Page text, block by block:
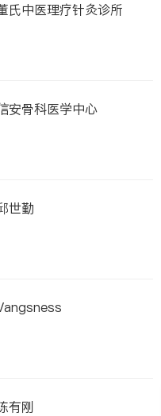
氏中医理疗针灸诊所
安骨科医学中心
世勤
有刚